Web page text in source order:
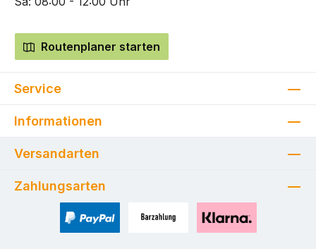
Routenplaner starten
Service
Informationen
Versandarten
Zahlungsarten